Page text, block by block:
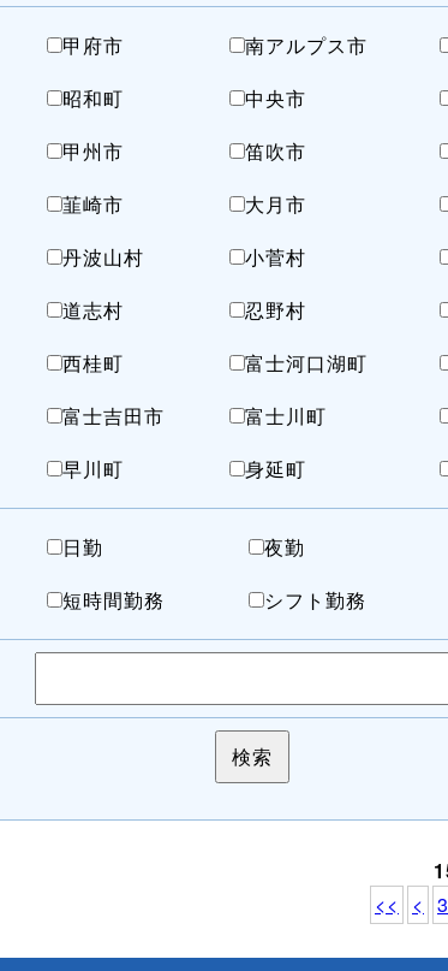
甲府市 南アルプス市
昭和町
中央市
甲州市
笛吹市
韮崎市
大月市
丹波山村
小菅村
道志村
忍野村
西桂町
富士河口湖町
富士吉田市
富士川町
早川町
身延町
日勤 夜勤
短時間勤務
シフト勤務
<<
< 3